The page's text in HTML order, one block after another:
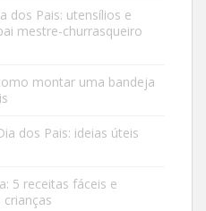
dos Pais: utensílios e
mestre-churrasqueiro
montar uma bandeja
dos Pais: ideias úteis
5 receitas fáceis e